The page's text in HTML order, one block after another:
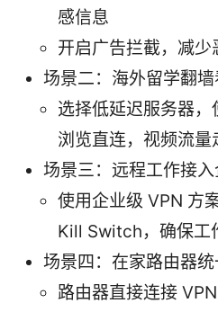
感信息
开启广告拦截，减
场景二：海外留学翻
选择低延迟服务器
浏览直连，视频流量
场景三：远程工作接
使用企业级 VPN 方
Kill Switch，确保工
场景四：在家路由器
路由器直接连接